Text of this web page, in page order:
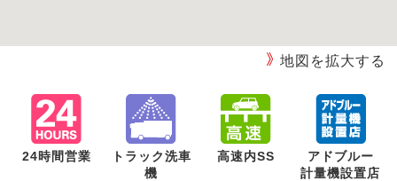
地図を拡大する
24時間営業
トラック洗車
機
高速内SS
アドブルー
計量機設置店